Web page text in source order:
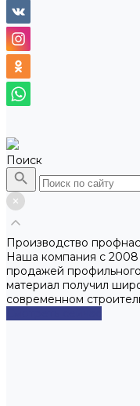
Поиск
Производство
Наша компания с 2008
продажей
материал получил
современном